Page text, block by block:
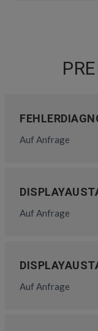
Auf Anfrage
Auf Anfrage
Auf Anfrage